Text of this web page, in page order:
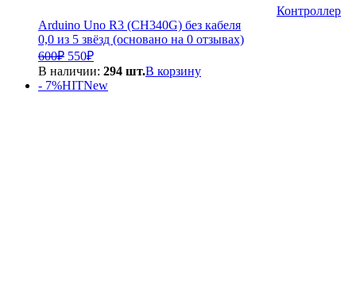
Контроллер
Arduino Uno R3 (CH340G) без кабеля
0,0 из 5 звёзд (основано на 0 отзывах)
600₽ Первоначальная
цена
составляла
550₽Текущая
цена:
550₽.
В наличии: 294 шт.В корзину
- 7%HITNew